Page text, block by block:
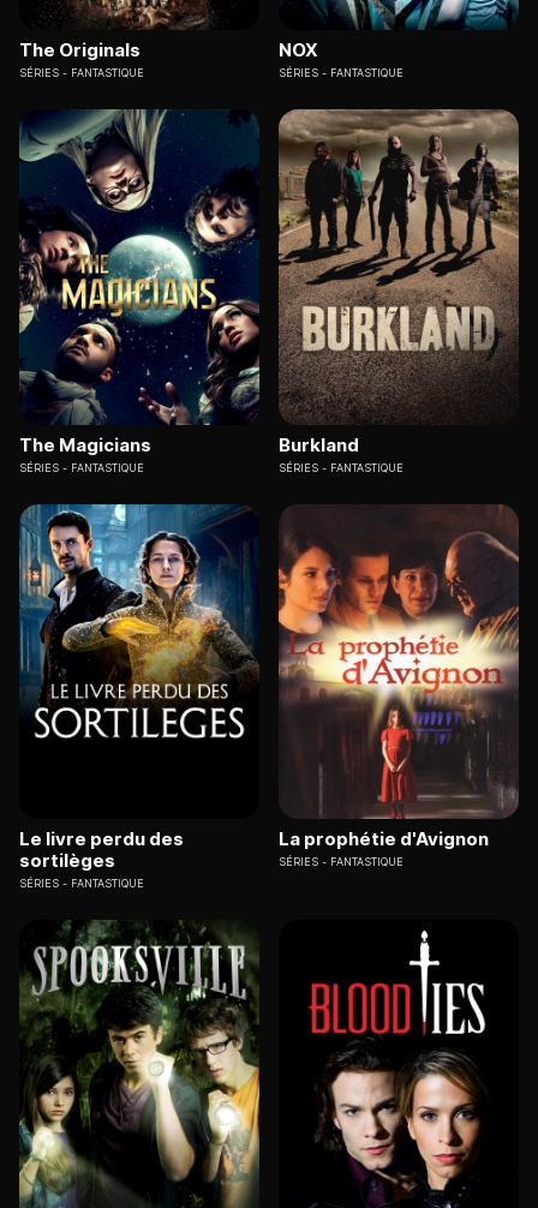
The Originals
SÉRIES FANTASTIQUE
NOX
SÉRIES FANTASTIQUE
The Magicians
SÉRIES FANTASTIQUE
Burkland
SÉRIES FANTASTIQUE
Le livre perdu des
sortilèges
SÉRIES FANTASTIQUE
La prophétie d'Avignon
SÉRIES FANTASTIQUE